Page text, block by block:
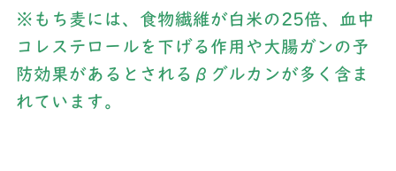
※もち麦には、食物繊維が白米の25倍、血中
コレステロールを下げる作用や大腸ガンの予
防効果があるとされるβグルカンが多く含ま
れています。